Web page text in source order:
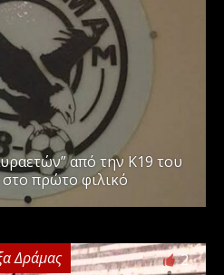
από την Κ19 του
πρώτο φιλικό
Δράμας 2